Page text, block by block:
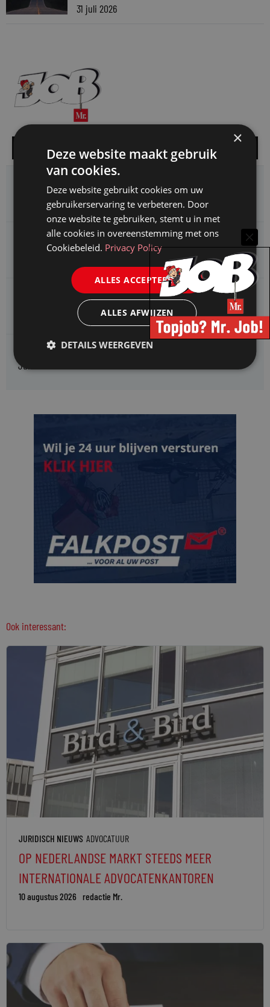
31 juli 2026
Alle vacatures
HMP zoekt een
Jurist Arbeidsrecht
Gemeente Meppel zoekt een
Juridisch Adviseur
CAOP zoekt een
Juridisch adviseur (junior)
Kifid zoekt een
Jurist- secretaris
Ook interessant:
JURIDISCH NIEUWS ADVOCATUUR
OP NEDERLANDSE MARKT STEEDS MEER
INTERNATIONALE ADVOCATENKANTOREN
10 augustus 2026 redactie Mr.
×
Deze website maakt gebruik
van cookies.
Deze website gebruikt cookies om uw
gebruikerservaring te verbeteren. Door
onze website te gebruiken, stemt u in met
alle cookies in overeenstemming met ons
Cookiebeleid. Privacy Policy
ALLES ACCEPTEREN
ALLES AFWIJZEN
DETAILS WEERGEVEN